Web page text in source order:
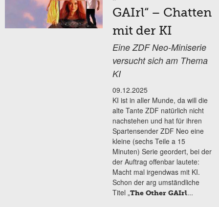
GAIrl“ – Chatten
mit der KI
Eine ZDF Neo-Miniserie
versucht sich am Thema
KI
09.12.2025
KI ist in aller Munde, da will die
alte Tante ZDF natürlich nicht
nachstehen und hat für ihren
Spartensender ZDF Neo eine
kleine (sechs Teile a 15
Minuten) Serie geordert, bei der
der Auftrag offenbar lautete:
Macht mal irgendwas mit KI.
Schon der arg umständliche
Titel „The Other GAIrl...